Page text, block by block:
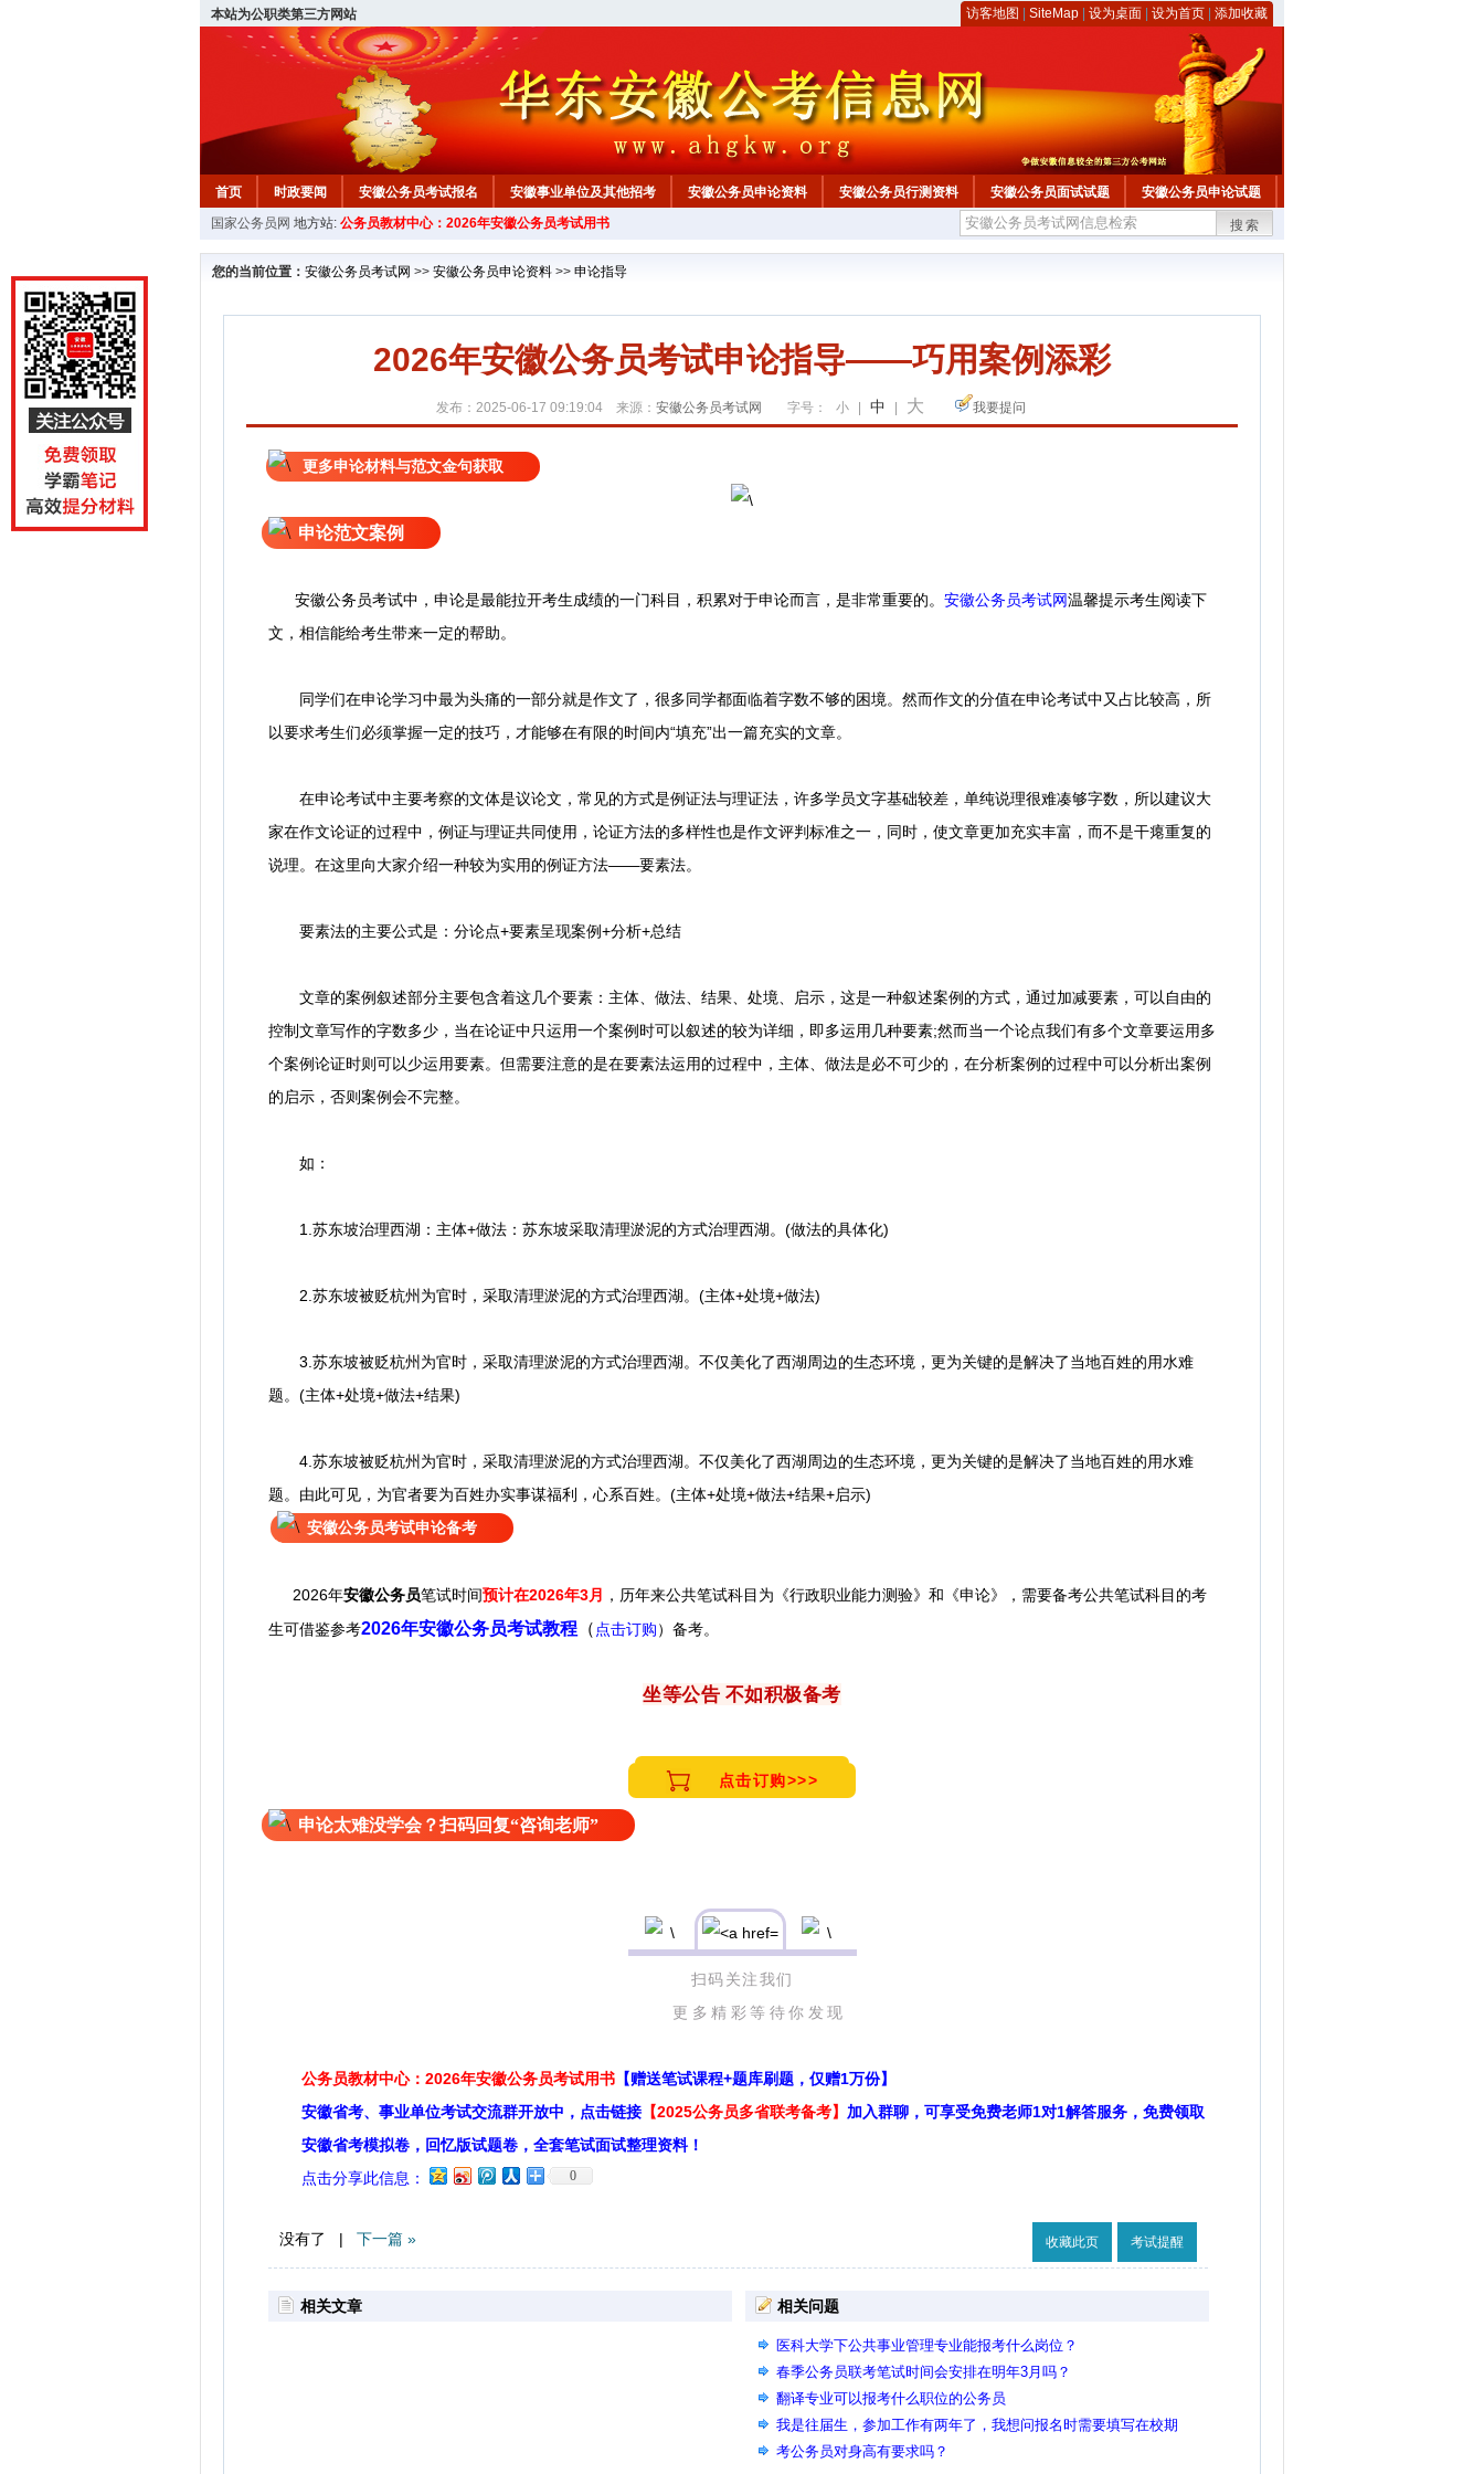
本站为公职类第三方网站 访客地图 SiteMap 设为桌面 设为首页 添加收藏
首页 时政要闻 安徽公务员考试报名 安徽事业单位及其他招考 安徽公务员申论资料 安徽公务员行测资料 安徽公务员面试试题 安徽公务员申论试题
安徽公务员行测试题 在线咨询 教材中心
国家公务员网 地方站: 公务员教材中心：2026年安徽公务员考试用书 搜索
您的当前位置： 安徽公务员考试网 >> 安徽公务员申论资料 >> 申论指导
2026年安徽公务员考试申论指导——巧用案例添彩
发布：2025-06-17 09:19:04 来源： 安徽公务员考试网 字号： 小 中 大 我要提问
更多申论材料与范文金句获取
申论范文案例
安徽公务员考试中，申论是最能拉开考生成绩的一门科目，积累对于申论而言，是非常重要的。 安徽公务员考试网温馨提示考生阅读下
文，相信能给考生带来一定的帮助。
同学们在申论学习中最为头痛的一部分就是作文了，很多同学都面临着字数不够的困境。然而作文的分值在申论考试中又占比较高，所
以要求考生们必须掌握一定的技巧，才能够在有限的时间内“填充”出一篇充实的文章。
在申论考试中主要考察的文体是议论文，常见的方式是例证法与理证法，许多学员文字基础较差，单纯说理很难凑够字数，所以建议大
家在作文论证的过程中，例证与理证共同使用，论证方法的多样性也是作文评判标准之一，同时，使文章更加充实丰富，而不是干瘪重复的
说理。在这里向大家介绍一种较为实用的例证方法——要素法。
要素法的主要公式是：分论点+要素呈现案例+分析+总结
文章的案例叙述部分主要包含着这几个要素：主体、做法、结果、处境、启示，这是一种叙述案例的方式，通过加减要素，可以自由的
控制文章写作的字数多少，当在论证中只运用一个案例时可以叙述的较为详细，即多运用几种要素;然而当一个论点我们有多个文章要运用多
个案例论证时则可以少运用要素。但需要注意的是在要素法运用的过程中，主体、做法是必不可少的，在分析案例的过程中可以分析出案例
的启示，否则案例会不完整。
如：
1.苏东坡治理西湖：主体+做法：苏东坡采取清理淤泥的方式治理西湖。(做法的具体化)
2.苏东坡被贬杭州为官时，采取清理淤泥的方式治理西湖。(主体+处境+做法)
3.苏东坡被贬杭州为官时，采取清理淤泥的方式治理西湖。不仅美化了西湖周边的生态环境，更为关键的是解决了当地百姓的用水难
题。(主体+处境+做法+结果)
4.苏东坡被贬杭州为官时，采取清理淤泥的方式治理西湖。不仅美化了西湖周边的生态环境，更为关键的是解决了当地百姓的用水难
题。由此可见，为官者要为百姓办实事谋福利，心系百姓。(主体+处境+做法+结果+启示)
安徽公务员考试申论备考
2026年安徽公务员笔试时间预计在2026年3月 ，历年来公共笔试科目为《行政职业能力测验》和《申论》，需要备考公共笔试科目的考
生可借鉴参考2026年安徽公务员考试教程 （ 点击订购）备考。
坐等公告 不如积极备考
点击订购>>>
申论太难没学会？扫码回复“咨询老师”
扫码关注我们
更多精彩等待你发现
公务员教材中心：2026年安徽公务员考试用书 【赠送笔试课程+题库刷题，仅赠1万份】
安徽省考、事业单位考试交流群开放中，点击链接 【2025公务员多省联考备考】 加入群聊，可享受免费老师1对1解答服务，免费领取
安徽省考模拟卷，回忆版试题卷，全套笔试面试整理资料！
点击分享此信息：
0
没有了 | 下一篇 » 收藏此页 考试提醒
相关文章 相关问题
医科大学下公共事业管理专业能报考什么岗位？
春季公务员联考笔试时间会安排在明年3月吗？
翻译专业可以报考什么职位的公务员
我是往届生，参加工作有两年了，我想问报名时需要填写在校期
间的学习成绩吗？
考公务员对身高有要求吗？